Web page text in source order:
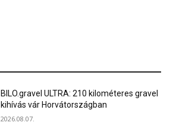
BILO.gravel ULTRA: 210 kilométeres gravel
kihívás vár Horvátországban
2026.08.07.